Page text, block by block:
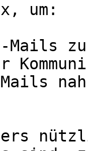
um:
Mails